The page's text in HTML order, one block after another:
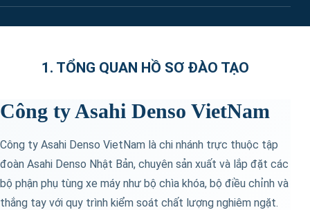
1. TỔNG QUAN HỒ SƠ ĐÀO TẠO
Công ty Asahi Denso VietNam
Công ty Asahi Denso VietNam là chi nhánh trực thuộc tập
đoàn Asahi Denso Nhật Bản, chuyên sản xuất và lắp đặt các
bộ phận phụ tùng xe máy như bộ chìa khóa, bộ điều chỉnh và
thắng tay với quy trình kiểm soát chất lượng nghiêm ngặt.